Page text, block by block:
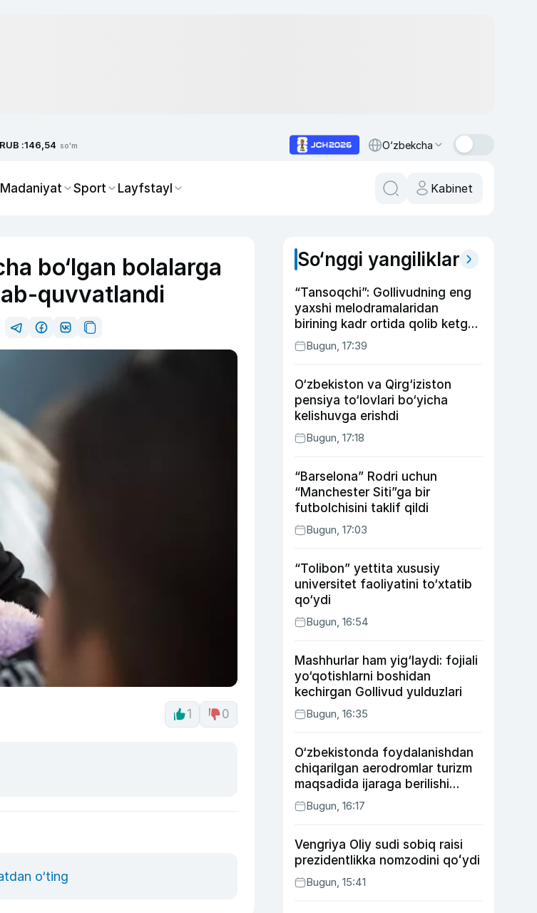
RUB :146,54 so'm O‘zbekcha
Madaniyat Sport Layfstayl Kabinet
bo‘lgan bolalarga
quvvatlandi
1 0
o‘ting
So‘nggi yangiliklar
“Tansoqchi”: Gollivudning eng
yaxshi melodramalaridan
birining kadr ortida qolib ketgan
voqealari
Bugun, 17:39
O‘zbekiston va Qirg‘iziston
pensiya to‘lovlari bo‘yicha
kelishuvga erishdi
Bugun, 17:18
“Barselona” Rodri uchun
“Manchester Siti”ga bir
futbolchisini taklif qildi
Bugun, 17:03
“Tolibon” yettita xususiy
universitet faoliyatini to‘xtatib
qo‘ydi
Bugun, 16:54
Mashhurlar ham yig‘laydi: fojiali
yo‘qotishlarni boshidan
kechirgan Gollivud yulduzlari
Bugun, 16:35
O‘zbekistonda foydalanishdan
chiqarilgan aerodromlar turizm
maqsadida ijaraga berilishi
mumkin
Bugun, 16:17
Vengriya Oliy sudi sobiq raisi
prezidentlikka nomzodini qoʻydi
Bugun, 15:41